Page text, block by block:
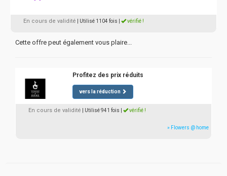
En cours de validité | Utilisé 1104 fois vérifié !
Cette offre peut également vous plaire...
Profitez des prix réduits
vers la réduction
En cours de validité | Utilisé 941 fois vérifié !
» Flowers @ home